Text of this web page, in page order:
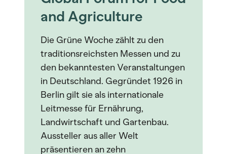
and Agriculture
Die Grüne Woche zählt zu den
traditionsreichsten Messen und zu
den bekanntesten Veranstaltungen
in Deutschland. Gegründet 1926 in
Berlin gilt sie als internationale
Leitmesse für Ernährung,
Landwirtschaft und Gartenbau.
Aussteller aus aller Welt
präsentieren an zehn